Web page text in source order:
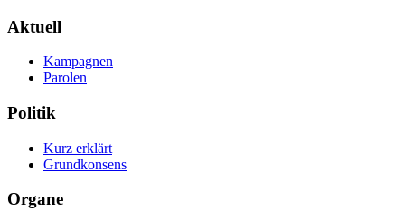
Navigation
Aktuell
Kampagnen
Parolen
Politik
Kurz erklärt
Grundkonsens
Organe